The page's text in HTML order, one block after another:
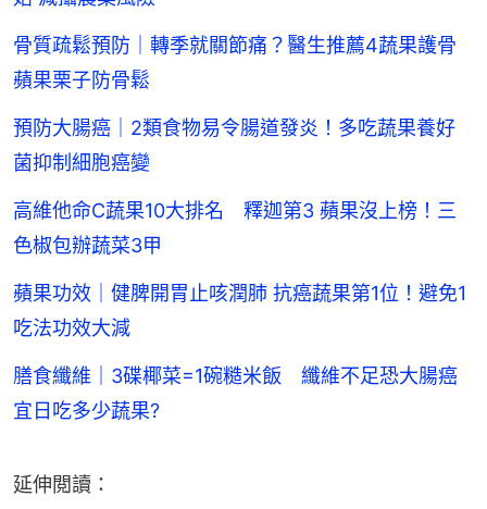
骨質疏鬆預防｜轉季就關節痛？醫生推薦4蔬果護骨
蘋果栗子防骨鬆
預防大腸癌｜2類食物易令腸道發炎！多吃蔬果養好
菌抑制細胞癌變
高維他命C蔬果10大排名 釋迦第3 蘋果沒上榜！三
色椒包辦蔬菜3甲
蘋果功效｜健脾開胃止咳潤肺 抗癌蔬果第1位！避免1
吃法功效大減
膳食纖維｜3碟椰菜=1碗糙米飯 纖維不足恐大腸癌
宜日吃多少蔬果?
延伸閲讀：